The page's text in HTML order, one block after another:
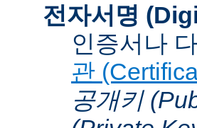
전자서명
인증서나
관
공개키